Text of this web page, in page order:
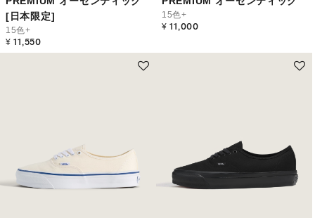
[日本限定]
15色+
¥ 11,550
15色+
¥ 11,000